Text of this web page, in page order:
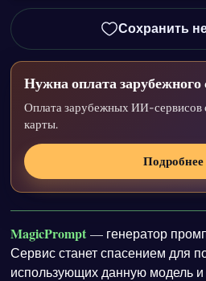
Сохранить
Нужна оплата зарубежного
Оплата зарубежных ИИ-
карты.
Подробнее
MagicPrompt— генератор
Сервис станет спасением для
использующих данную модель и